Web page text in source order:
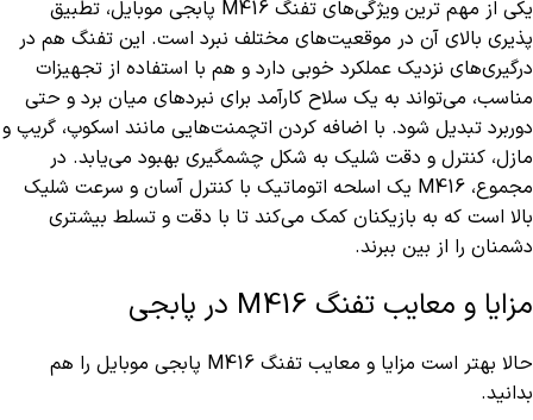
یکی از مهم‌ ترین ویژگی‌های تفنگ M416 پابجی موبایل، تطبیق‌
پذیری بالای آن در موقعیت‌های مختلف نبرد است. این تفنگ هم در
درگیری‌های نزدیک عملکرد خوبی دارد و هم با استفاده از تجهیزات
مناسب، می‌تواند به یک سلاح کارآمد برای نبردهای میان‌ برد و حتی
دوربرد تبدیل شود. با اضافه کردن اتچمنت‌هایی مانند اسکوپ، گریپ و
مازل، کنترل و دقت شلیک به شکل چشمگیری بهبود می‌یابد. در
مجموع، M416 یک اسلحه اتوماتیک با کنترل آسان و سرعت شلیک
بالا است که به بازیکنان کمک می‌کند تا با دقت و تسلط بیشتری
دشمنان را از بین ببرند.
مزایا و معایب تفنگ M416 در پابجی
حالا بهتر است مزایا و معایب تفنگ M416 پابجی موبایل را هم
بدانید.